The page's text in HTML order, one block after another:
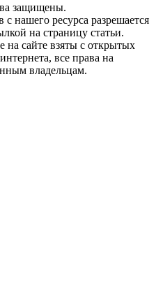
защищены.
нашего ресурса разрешается
на страницу статьи.
на сайте взяты с открытых
все права на
владельцам.